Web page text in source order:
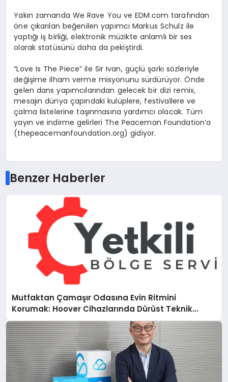
Yakın zamanda We Rave You ve EDM.com tarafından
öne çıkarılan beğenilen yapımcı Markus Schulz ile
yaptığı iş birliği, elektronik müzikte anlamlı bir ses
olarak statüsünü daha da pekiştirdi.
“Love Is The Piece” ile Sir Ivan, güçlü şarkı sözleriyle
değişime ilham verme misyonunu sürdürüyor. Önde
gelen dans yapımcılarından gelecek bir dizi remix,
mesajın dünya çapındaki kulüplere, festivallere ve
çalma listelerine taşınmasına yardımcı olacak. Tüm
yayın ve indirme gelirleri The Peaceman Foundation’a
(thepeacemanfoundation.org) gidiyor.
Benzer Haberler
Mutfaktan Çamaşır Odasına Evin Ritmini
Korumak: Hoover Cihazlarında Dürüst Teknik
Destek Deneyimi